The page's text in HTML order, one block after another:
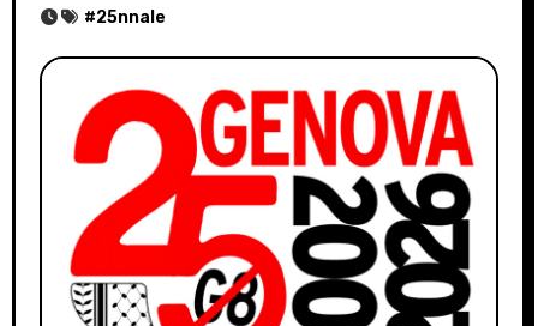
#25nnale